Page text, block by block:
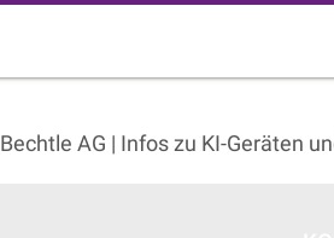
Bechtle AG | Infos zu KI-Geräten